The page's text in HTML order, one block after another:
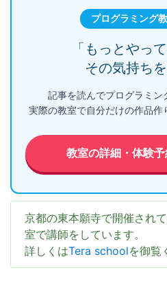
プログラミング
「もっとやっ
その気持ちを
記事を読んでプログラミン
実際の教室で自分だけの作品作
教室の詳細・体験
京都の東本願寺で開催され
室で講師をしています。
詳しくはTera schoolを御覧